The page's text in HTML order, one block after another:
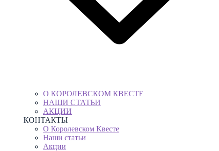
О КОРОЛЕВСКОМ КВЕСТЕ
НАШИ СТАТЬИ
АКЦИИ
КОНТАКТЫ
О Королевском Квесте
Наши статьи
Акции